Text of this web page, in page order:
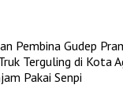
Pembina Gudep
Terguling di Kota
Pakai Senpi